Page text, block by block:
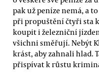
pak už peníze nemá, a
při propuštění čtyři sta
koupit i železniční
všichni směřují. Nebýt
krást, aby zahnali hlad.
přispívat k růstu